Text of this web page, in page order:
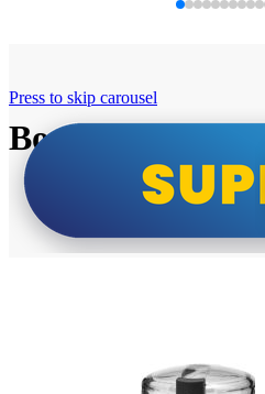
Bosch super cene
Press to skip carousel